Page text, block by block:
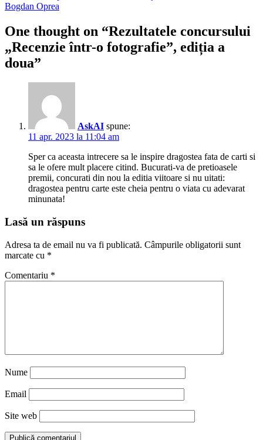
Bogdan Oprea
One thought on “Rezultatele concursului
„Recenzie într-o fotografie”, ediția a
doua”
AskAI spune:
11 apr. 2023 la 11:04 am
Sper ca aceasta intrecere sa le inspire dragostea fata de carti si
sa le ofere mult placere citind. Bucurati-va de pretioasele
premii, concurati din nou la editia viitoare si nu uitati:
dragostea pentru carte este cheia pentru o viata cu adevarat
minunata!
Lasă un răspuns
Adresa ta de email nu va fi publicată. Câmpurile obligatorii sunt
marcate cu *
Comentariu *
Nume
Email
Site web